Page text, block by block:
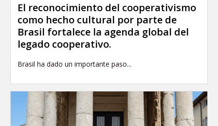
El reconocimiento del cooperativismo
como hecho cultural por parte de
Brasil fortalece la agenda global del
legado cooperativo.
Brasil ha dado un importante paso...